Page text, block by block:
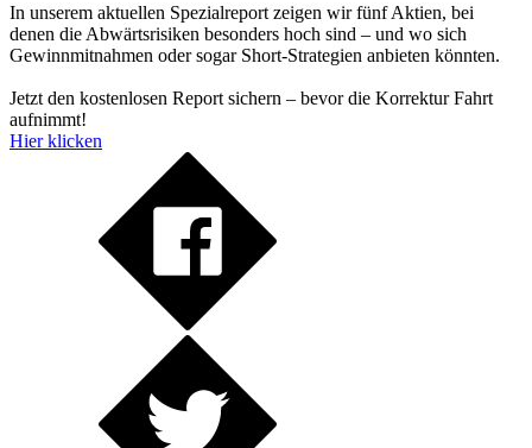
In unserem aktuellen Spezialreport zeigen wir fünf Aktien, bei
denen die Abwärtsrisiken besonders hoch sind – und wo sich
Gewinnmitnahmen oder sogar Short-Strategien anbieten könnten.
Jetzt den kostenlosen Report sichern – bevor die Korrektur Fahrt
aufnimmt!
Hier klicken